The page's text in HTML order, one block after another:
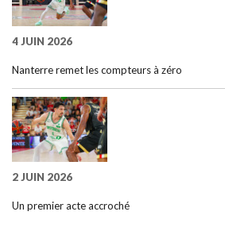
4 JUIN 2026
Nanterre remet les compteurs à zéro
2 JUIN 2026
Un premier acte accroché